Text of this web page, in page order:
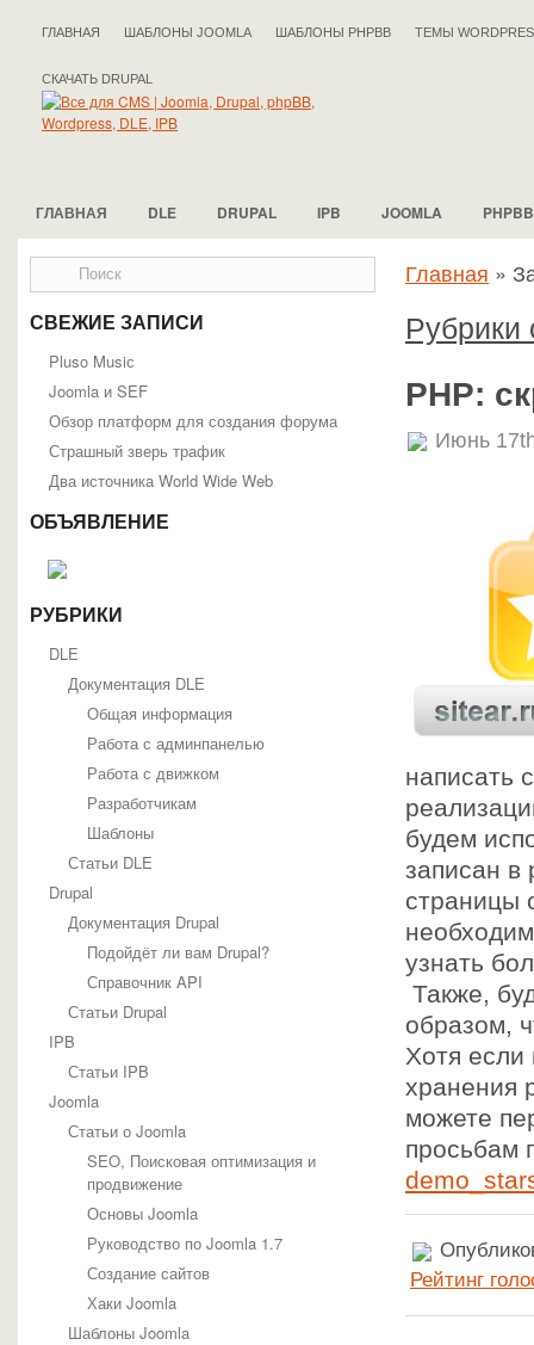
ГЛАВНАЯ ШАБЛОНЫ JOOMLA ШАБЛОНЫ PHPBB ТЕМЫ
СКАЧАТЬ DRUPAL
ГЛАВНАЯ DLE DRUPAL IPB JOOMLA PHPBB
СВЕЖИЕ ЗАПИСИ
Pluso Musiс
Joomla и SEF
Обзор платформ для создания форума
Страшный зверь трафик
Два источника World Wide Web
ОБЪЯВЛЕНИЕ
РУБРИКИ
DLE
Документация DLE
Общая информация
Работа с админпанелью
Работа с движком
Разработчикам
Шаблоны
Статьи DLE
Drupal
Документация Drupal
Подойдёт ли вам Drupal?
Справочник API
Статьи Drupal
IPB
Статьи IPB
Joomla
Статьи о Joomla
SEO, Поисковая оптимизация и
продвижение
Основы Joomla
Руководство по Joomla 1.7
Создание сайтов
Хаки Joomla
Шаблоны Joomla
Главная »
Рубрики
PHP:
Июнь
написать
будем
записан в
страницы
узнать
Также,
образом,
Хотя если
хранения
можете
просьбам
Рейтинг